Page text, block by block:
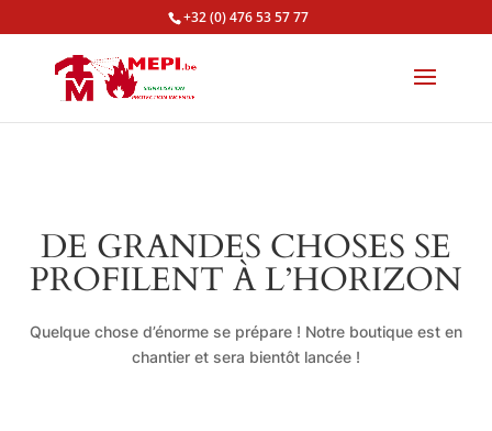
+32 (0) 476 53 57 77
DE GRANDES CHOSES SE
PROFILENT À L’HORIZON
Quelque chose d’énorme se prépare ! Notre boutique est en
chantier et sera bientôt lancée !